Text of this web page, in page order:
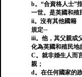
b。“合資格人士”
一世。是英國和殖
ii。沒有其他國籍
規定─
iii。他，其父親或
化為英國和殖民地
C。就非婚生人而
親；
d。在任何國家的